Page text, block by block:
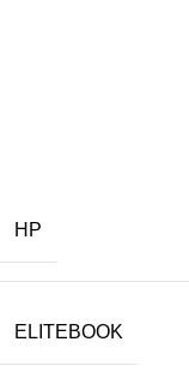
HP
ELITEBOOK